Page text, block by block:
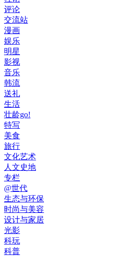
评论
交流站
漫画
娱乐
明星
影视
音乐
韩流
送礼
生活
壮龄go!
特写
美食
旅行
文化艺术
人文史地
专栏
@世代
生态与环保
时尚与美容
设计与家居
光影
科玩
科普